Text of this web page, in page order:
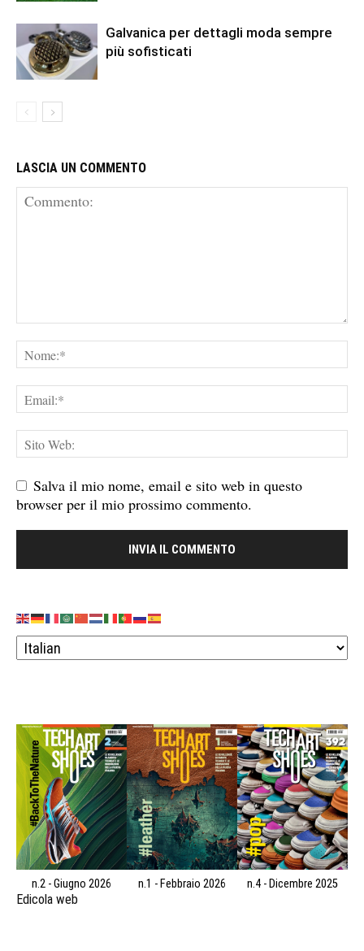
Galvanica per dettagli moda sempre
più sofisticati
LASCIA UN COMMENTO
Salva il mio nome, email e sito web in questo
browser per il mio prossimo commento.
n.2 - Giugno 2026 n.1 - Febbraio 2026 n.4 - Dicembre 2025
Edicola web